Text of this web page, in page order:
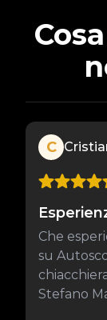
C
Che
su
Stefano